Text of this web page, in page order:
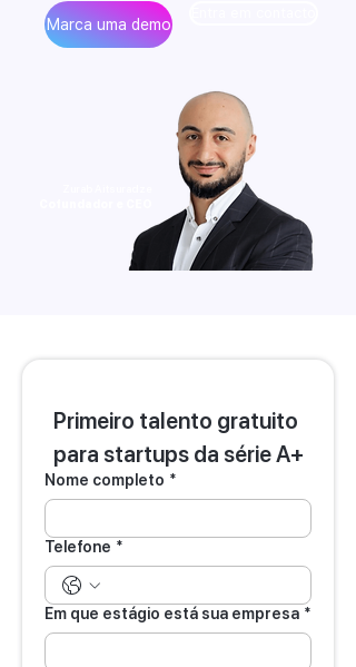
Marca uma demo
Primeiro talento gratuito
para startups da série A+
Nome completo *
Telefone *
Em que estágio está sua empresa *